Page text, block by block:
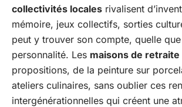
collectivités locales rivalisent
mémoire, jeux collectifs, sorties
peut y trouver son compte, quelle
personnalité. Les maisons de retraite
propositions, de la peinture sur
ateliers culinaires, sans oublier ces
intergénérationnelles qui créent une